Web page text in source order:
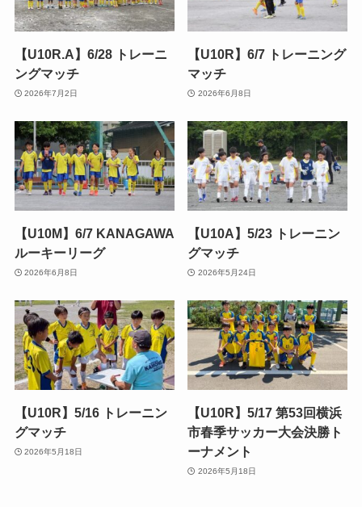
【U10R.A】6/28 トレーニ
ングマッチ
2026年7月2日
【U10R】6/7 トレーニング
マッチ
2026年6月8日
【U10M】6/7 KANAGAWA
ルーキーリーグ
2026年6月8日
【U10A】5/23 トレーニン
グマッチ
2026年5月24日
【U10R】5/16 トレーニン
グマッチ
2026年5月18日
【U10R】5/17 第53回横浜
市春季サッカー大会決勝ト
ーナメント
2026年5月18日